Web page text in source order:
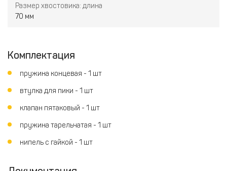
Размер хвостовика: длина
70 мм
Комплектация
пружина концевая - 1 шт
втулка для пики - 1 шт
клапан пятаковый - 1 шт
пружина тарельчатая - 1 шт
нипель с гайкой - 1 шт